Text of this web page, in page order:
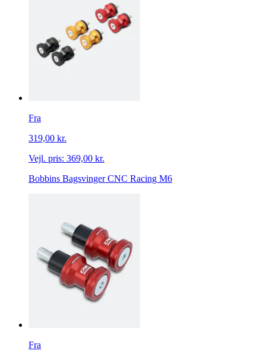
Fra
319,00 kr.
Vejl. pris: 369,00 kr.
Bobbins Bagsvinger CNC Racing M6
Fra